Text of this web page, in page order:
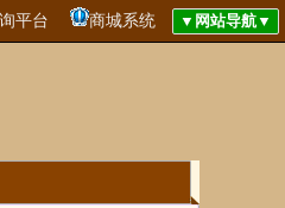
平台 商城系统